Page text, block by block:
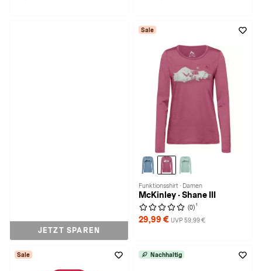
JETZT SPAREN
Sale
Funktionsshirt · Damen
McKinley · Shane III
(0) 1
29,99 € UVP 59,99 €
Sale Nachhaltig